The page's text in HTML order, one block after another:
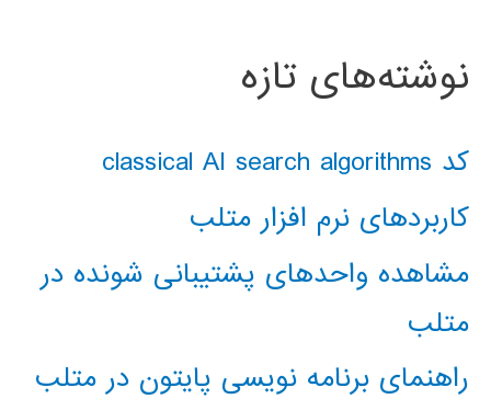
نوشته‌های تازه
کد classical AI search algorithms
کاربردهای نرم افزار متلب
مشاهده واحدهای پشتیبانی شونده در
متلب
راهنمای برنامه نویسی پایتون در متلب